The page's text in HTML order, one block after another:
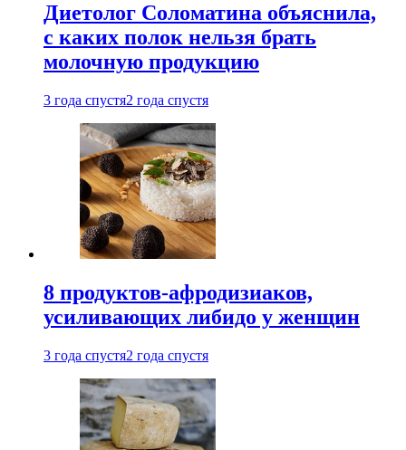
Диетолог Соломатина объяснила,
с каких полок нельзя брать
молочную продукцию
3 года спустя2 года спустя
8 продуктов-афродизиаков,
усиливающих либидо у женщин
3 года спустя2 года спустя